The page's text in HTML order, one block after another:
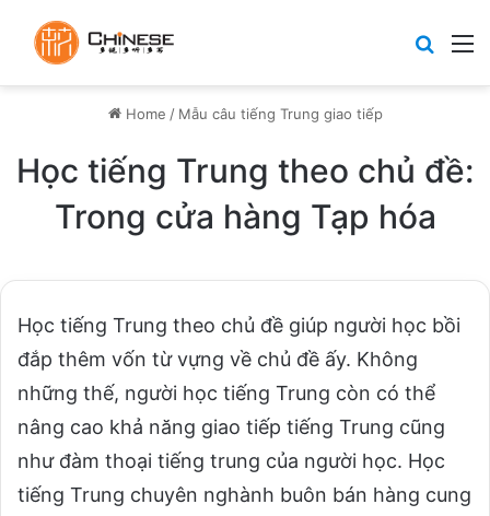
Home / Mẫu câu tiếng Trung giao tiếp
Học tiếng Trung theo chủ đề:
Trong cửa hàng Tạp hóa
Học tiếng Trung theo chủ đề giúp người học bồi
đắp thêm vốn từ vựng về chủ đề ấy. Không
những thế, người học tiếng Trung còn có thể
nâng cao khả năng giao tiếp tiếng Trung cũng
như đàm thoại tiếng trung của người học. Học
tiếng Trung chuyên nghành buôn bán hàng cung